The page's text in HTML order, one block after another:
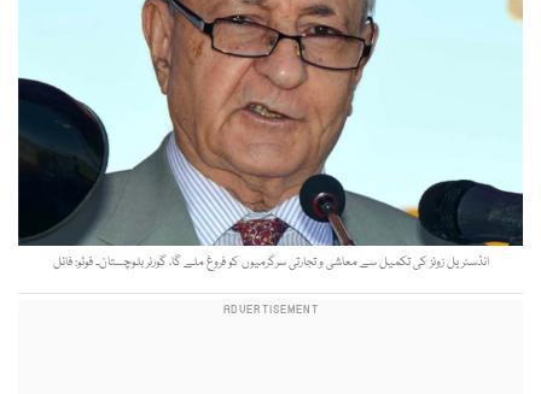
انڈسٹریل زونز کی تکمیل سے معاشی و تجارتی سرگرمیوں کو فروغ ملے گا، گورنر بلوچستان۔ فوٹو: فائل